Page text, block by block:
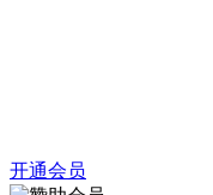
开通会员